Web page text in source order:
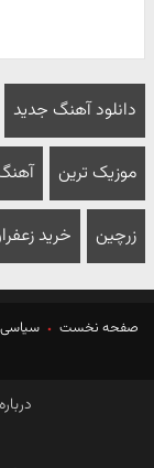
دانلود آهنگ جدید
موزیک ترین
زرچین خرید
صفحه نخست سیاسی